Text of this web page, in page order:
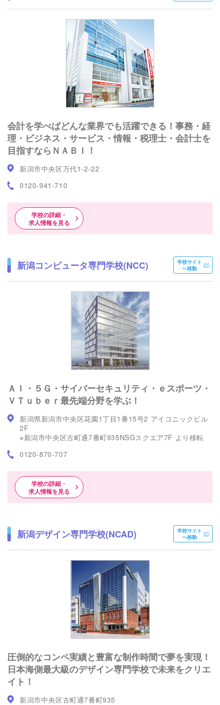
会計を学べばどんな業界でも活躍できる！事務・経
理・ビジネス・サービス・情報・税理士・会計士を
目指すならＮＡＢＩ！
新潟市中央区万代1-2-22
0120-941-710
学校の詳細・
求人情報を見る
新潟コンピュータ専門学校(NCC)
学校サイト
へ移動
ＡＩ・５Ｇ・サイバーセキュリティ・ｅスポーツ・
ＶＴｕｂｅｒ最先端分野を学ぶ！
新潟県新潟市中央区花園1丁目1番15号2 アイコニックビル
2F
※新潟市中央区古町通7番町935NSGスクエア7F より移転
0120-870-707
学校の詳細・
求人情報を見る
新潟デザイン専門学校(NCAD)
学校サイト
へ移動
圧倒的なコンペ実績と豊富な制作時間で夢を実現！
日本海側最大級のデザイン専門学校で未来をクリエ
イト！
新潟市中央区古町通7番町935